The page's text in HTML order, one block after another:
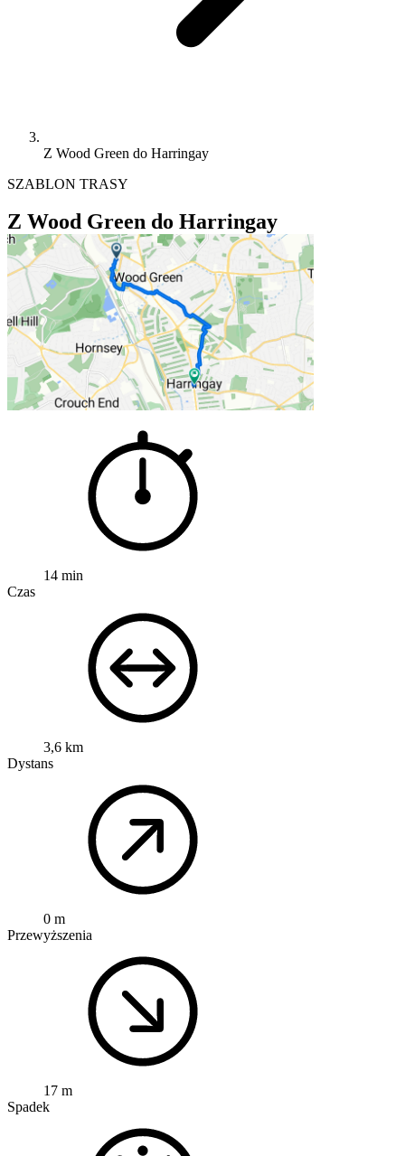
Z Wood Green do Harringay
SZABLON TRASY
Z Wood Green do Harringay
14 min
Czas
3,6 km
Dystans
0 m
Przewyższenia
17 m
Spadek